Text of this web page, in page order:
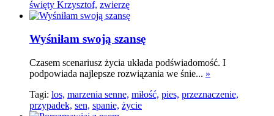
święty Krzysztof, zwierzę
Wyśniłam swoją szansę
Czasem scenariusz życia układa podświadomość. I
podpowiada najlepsze rozwiązania we śnie... »
Tagi: los, marzenia senne, miłość, pies, przeznaczenie,
przypadek, sen, spanie, życie